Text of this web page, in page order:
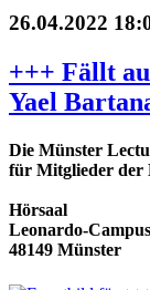
26.04.2022
+++ Fällt
Yael
Die Münster
für Mitglieder der
Hörsaal
Leonardo-
48149 Münster